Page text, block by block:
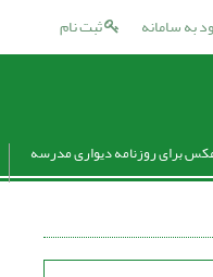
ثبت نام به سامانه
برای روزنامه دیواری مدرسه